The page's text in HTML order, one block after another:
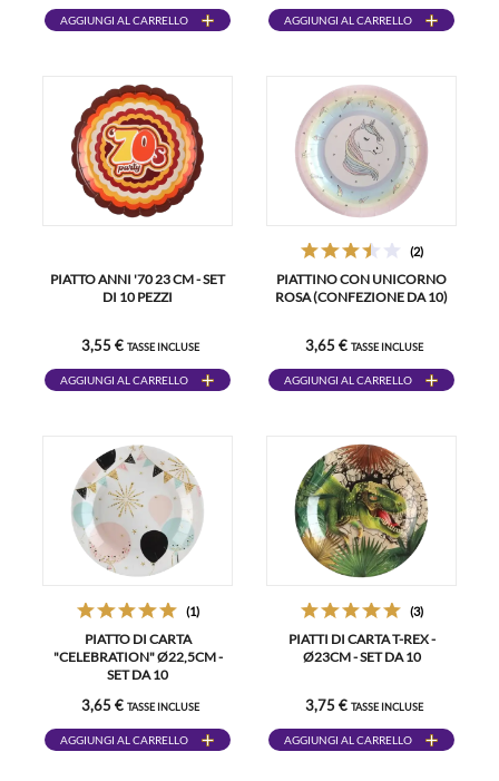
AGGIUNGI AL CARRELLO AGGIUNGI AL CARRELLO
PIATTO ANNI '70 23 CM - SET
DI 10 PEZZI
3,55 € TASSE INCLUSE
AGGIUNGI AL CARRELLO
(2)
PIATTINO CON UNICORNO
ROSA (CONFEZIONE DA 10)
3,65 € TASSE INCLUSE
AGGIUNGI AL CARRELLO
(1)
PIATTO DI CARTA
"CELEBRATION" Ø22,5CM -
SET DA 10
3,65 € TASSE INCLUSE
AGGIUNGI AL CARRELLO
(3)
PIATTI DI CARTA T-REX -
Ø23CM - SET DA 10
3,75 € TASSE INCLUSE
AGGIUNGI AL CARRELLO